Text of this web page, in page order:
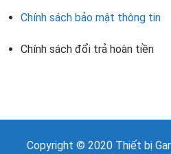
Chính sách bảo mật thông tin
Chính sách đổi trả hoàn tiền
Copyright © 2020 Thiết bị